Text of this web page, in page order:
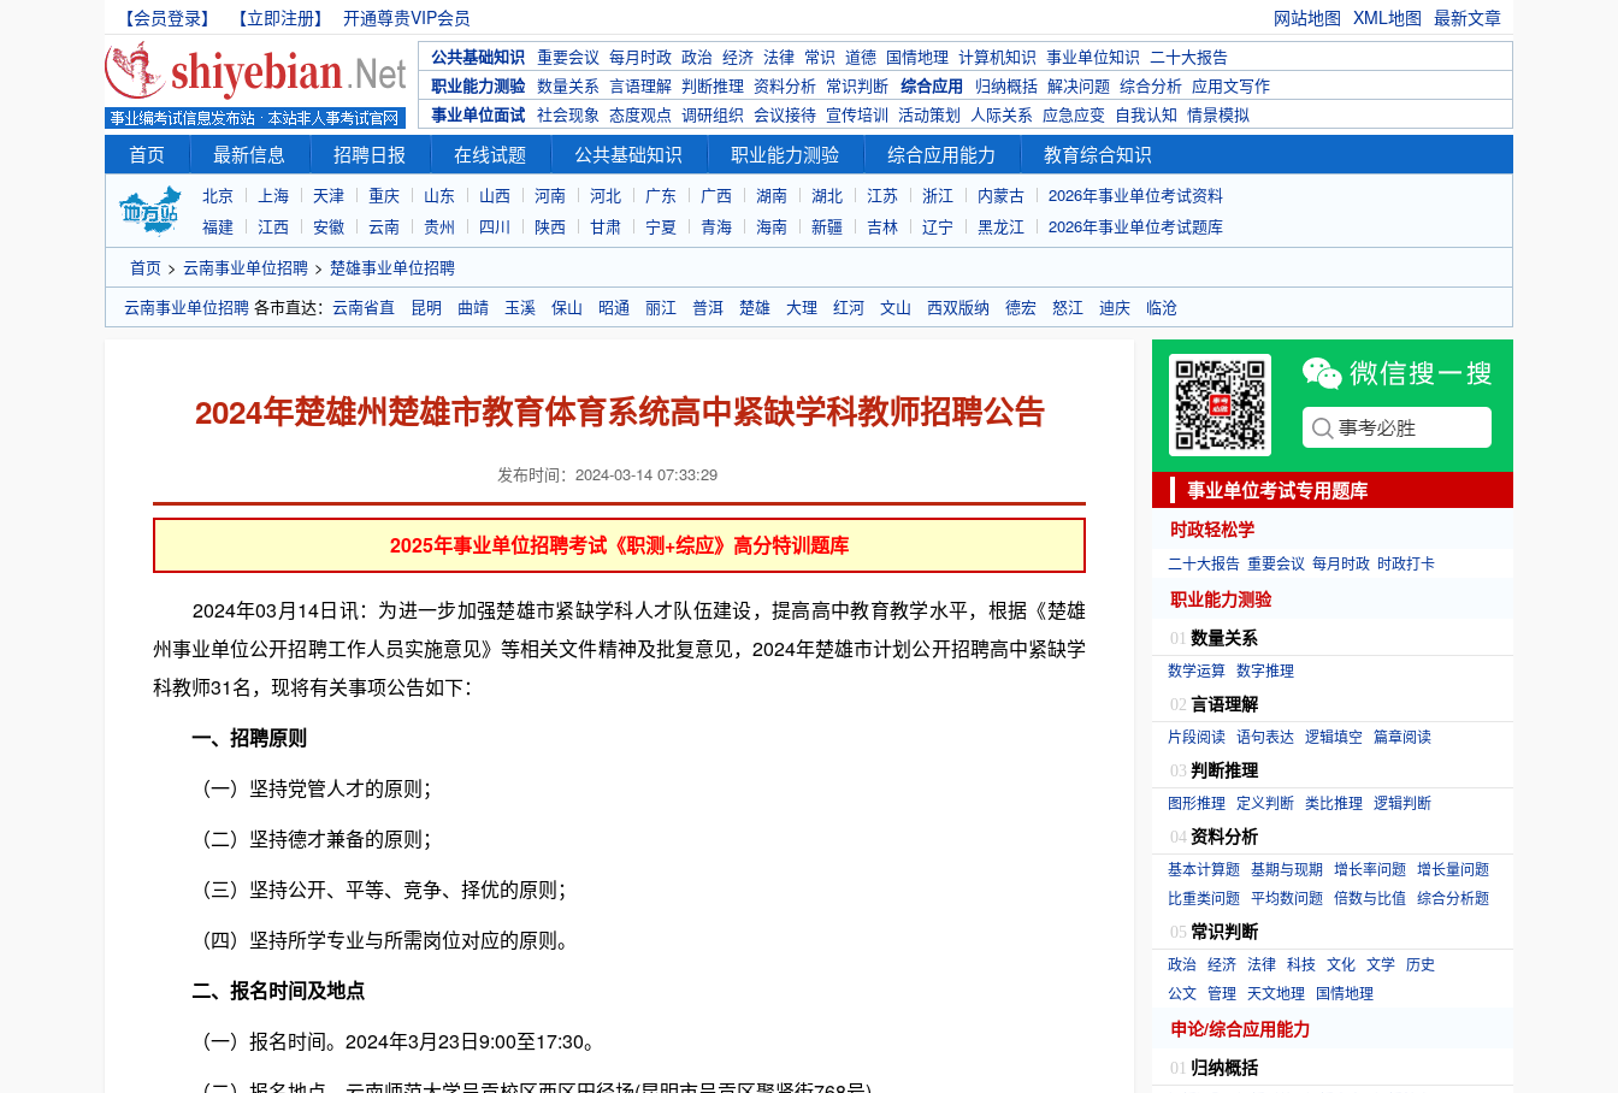
【会员登录】 【立即注册】 开通尊贵VIP会员 网站地图 XML地图 最新文章
公共基础知识 重要会议 每月时政 政治 经济 法律 常识 道德 国情地理 计算机知识 事业单位知识 二十大报告
职业能力测验 数量关系 言语理解 判断推理 资料分析 常识判断 综合应用 归纳概括 解决问题 综合分析 应用文写作
事业单位面试 社会现象 态度观点 调研组织 会议接待 宣传培训 活动策划 人际关系 应急应变 自我认知 情景模拟
首页 最新信息 招聘日报 在线试题 公共基础知识 职业能力测验 综合应用能力 教育综合知识
北京 上海 天津 重庆 山东 山西 河南 河北 广东 广西 湖南 湖北 江苏 浙江 内蒙古
2026年事业单位考试资料
福建
江西 安徽 云南 贵州 四川 陕西 甘肃 宁夏 青海 海南 新疆 吉林 辽宁 黑龙江
2026年事业单位考试题库
首页 > 云南事业单位招聘 > 楚雄事业单位招聘
云南事业单位招聘 各市直达： 云南省直 昆明 曲靖 玉溪 保山 昭通 丽江 普洱 楚雄 大理 红河 文山 西双版纳 德宏 怒江 迪庆 临沧
2024年楚雄州楚雄市教育体育系统高中紧缺学科教师招聘公告
发布时间：2024-03-14 07:33:29
2025年事业单位招聘考试《职测+综应》高分特训题库
2024年03月14日讯：为进一步加强楚雄市紧缺学科人才队伍建设，提高高中教育教学水平，根据《楚雄
州事业单位公开招聘工作人员实施意见》等相关文件精神及批复意见，2024年楚雄市计划公开招聘高中紧缺学
科教师31名，现将有关事项公告如下：
一、招聘原则
（一）坚持党管人才的原则；
（二）坚持德才兼备的原则；
（三）坚持公开、平等、竞争、择优的原则；
（四）坚持所学专业与所需岗位对应的原则。
二、报名时间及地点
（一）报名时间。2024年3月23日9:00至17:30。
事业单位考试专用题库
时政轻松学
二十大报告 重要会议 每月时政 时政打卡
职业能力测验
01 数量关系
数学运算 数字推理
02 言语理解
片段阅读 语句表达 逻辑填空 篇章阅读
03 判断推理
图形推理 定义判断 类比推理 逻辑判断
04 资料分析
基本计算题 基期与现期 增长率问题 增长量问题
比重类问题 平均数问题 倍数与比值 综合分析题
05 常识判断
政治 经济 法律 科技 文化 文学 历史
公文 管理 天文地理 国情地理
申论/综合应用能力
01 归纳概括